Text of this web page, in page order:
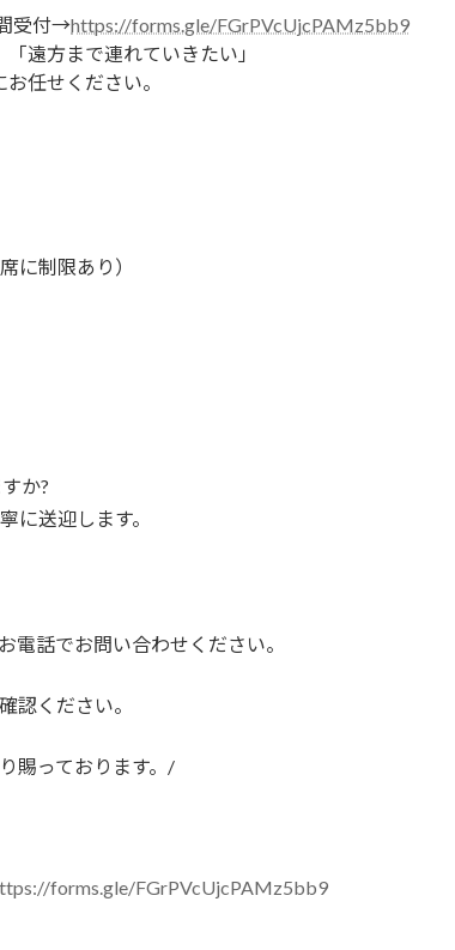
受付→https://forms.gle/FGrPVcUjcPAMz5bb9
「遠方まで連れていきたい」
任せください。
に制限あり）
か?
に送迎します。
電話でお問い合わせください。
認ください。
賜っております。/
forms.gle/FGrPVcUjcPAMz5bb9